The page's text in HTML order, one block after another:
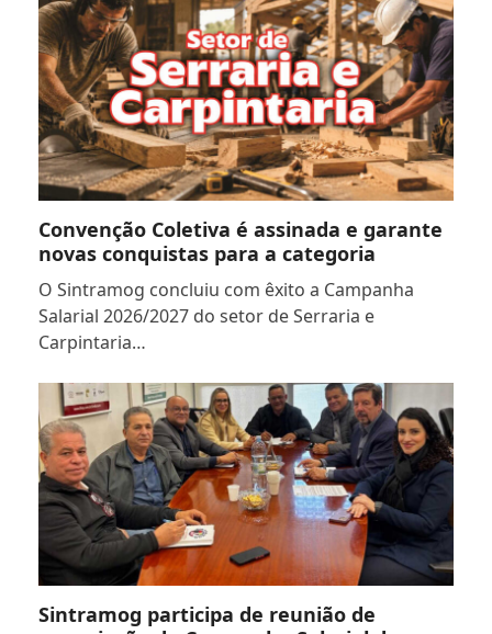
Convenção Coletiva é assinada e garante
novas conquistas para a categoria
O Sintramog concluiu com êxito a Campanha
Salarial 2026/2027 do setor de Serraria e
Carpintaria…
Sintramog participa de reunião de